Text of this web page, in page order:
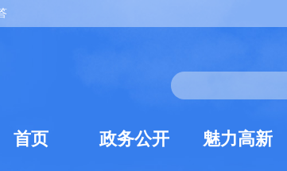
首页 政务公开 魅力高新